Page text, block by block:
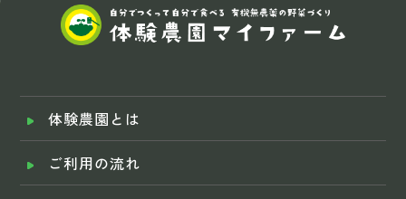
体験農園とは
ご利用の流れ